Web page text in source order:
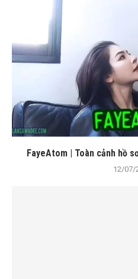
FayeAtom | Toàn cảnh hồ
12/07/